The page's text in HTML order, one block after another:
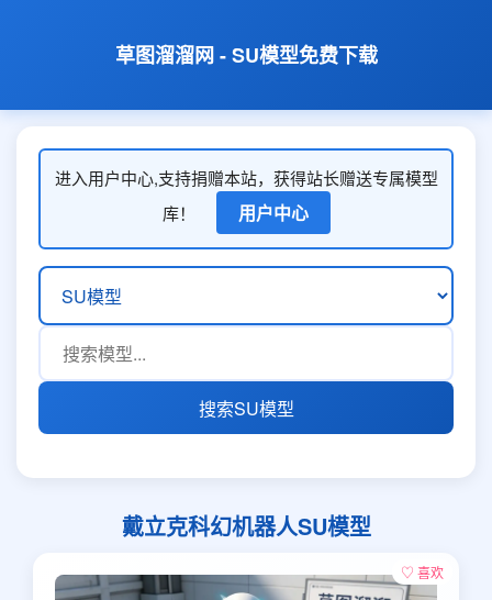
草图溜溜网 - SU模型免费下载
进入用户中心,支持捐赠本站，获得站长赠送专属模型
库！
用户中心
搜索SU模型
戴立克科幻机器人SU模型
♡ 喜欢